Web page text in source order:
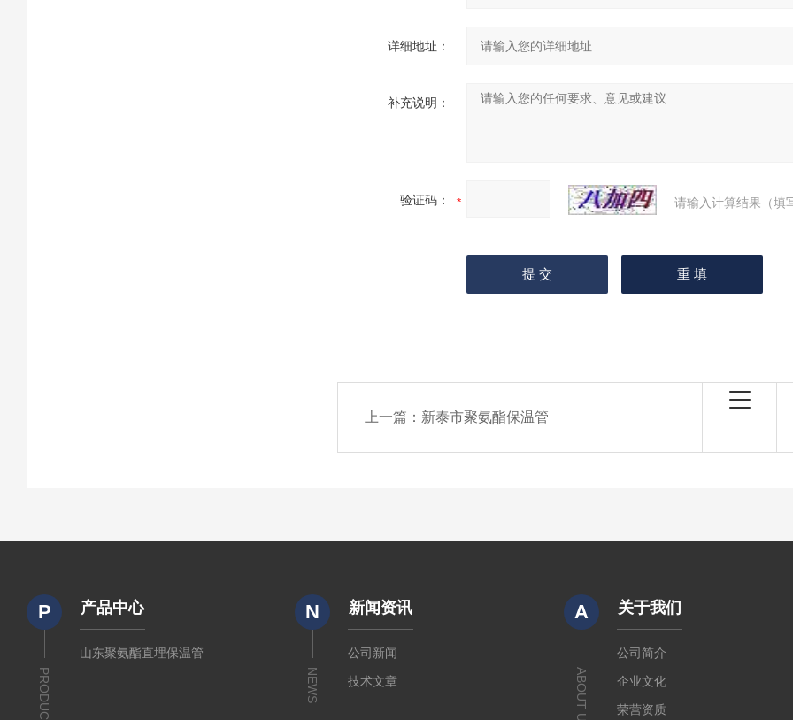
详细地址：
补充说明：
验证码： 请输入计算结果（填
上一篇： 新泰市聚氨酯保温管
P
PRODUCTS
产品中心
山东聚氨酯直埋保温管
N
NEWS
新闻资讯
公司新闻
技术文章
A
ABOUT US
关于我们
公司简介
企业文化
荣营资质